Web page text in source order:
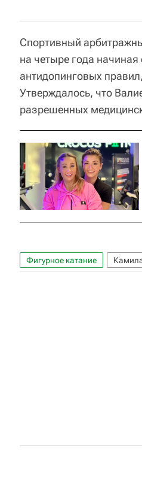
Спортивный
на четыре года
антидопинговых
Утверждалось, что
разрешенных
Фигурное катание